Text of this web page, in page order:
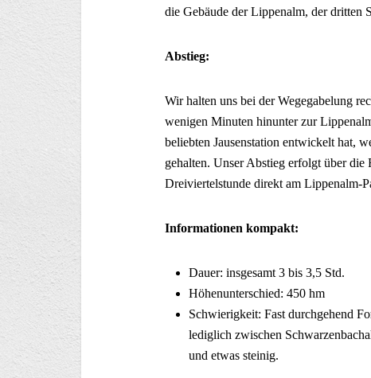
die Gebäude der Lippenalm, der dritten
Abstieg:
Wir halten uns bei der Wegegabelung
wenigen Minuten hinunter zur
beliebten Jausenstation entwickelt hat,
gehalten. Unser Abstieg erfolgt über die
Dreiviertelstunde direkt am Lippenalm-
Informationen kompakt:
Dauer: insgesamt 3 bis 3,5 Std.
Höhenunterschied: 450 hm
Schwierigkeit: Fast durchgehend
lediglich zwischen
und etwas steinig.